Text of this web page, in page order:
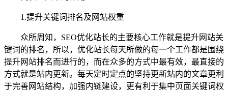
1.提升关键词排名及网站权重
众所周知，SEO优化站长的主要核心工作就是提升网站关
键词的排名，所以，优化站长每天所做的每一个工作都是围绕
提升网站排名而进行的，而在众多的方式中最有效，最直接的
方式就是站内更新。每天定时定点的坚持更新站内的文章更利
于完善网站结构，加强内链建设，更有利于集中页面关键词权